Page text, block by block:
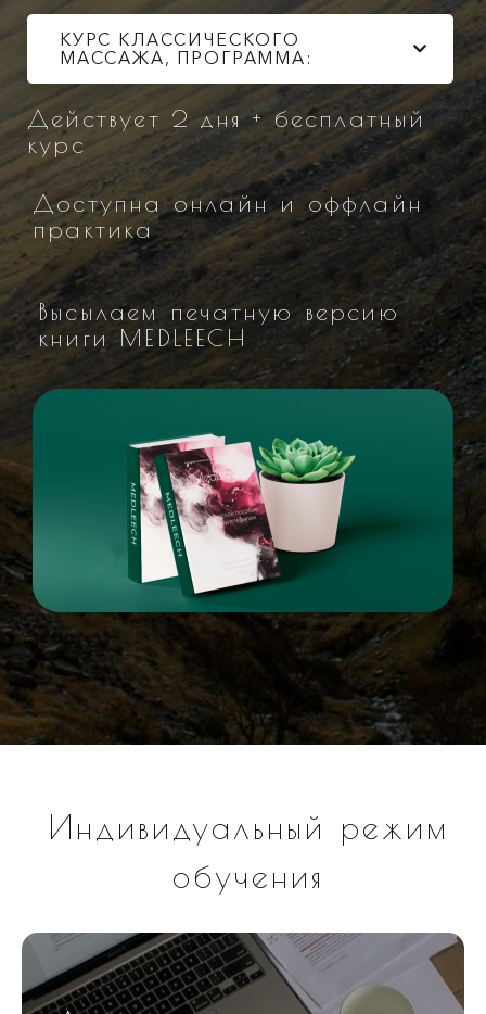
КУРС КЛАССИЧЕСКОГО
МАССАЖА, ПРОГРАММА:
Действует 2 дня + бесплатный
курс
Доступна онлайн и оффлайн
практика
Высылаем печатную версию
книги MEDLEECH
Индивидуальный режим
обучения